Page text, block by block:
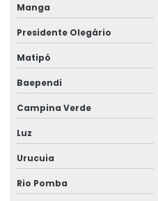
Manga
Presidente Olegário
Matipó
Baependi
Campina Verde
Luz
Urucuia
Rio Pomba